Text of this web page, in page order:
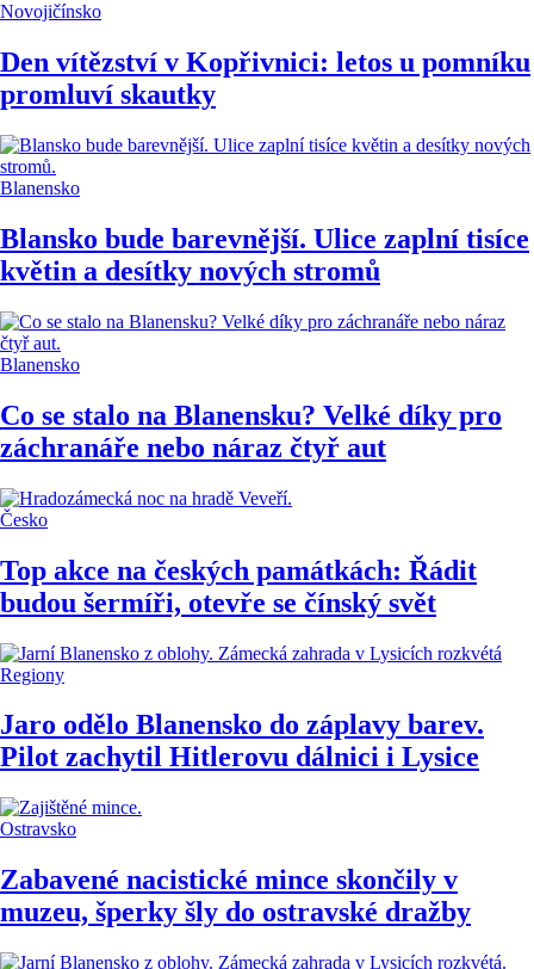
Novojičínsko
Den vítězství v Kopřivnici: letos u pomníku
promluví skautky
Blanensko
Blansko bude barevnější. Ulice zaplní tisíce
květin a desítky nových stromů
Blanensko
Co se stalo na Blanensku? Velké díky pro
záchranáře nebo náraz čtyř aut
Česko
Top akce na českých památkách: Řádit
budou šermíři, otevře se čínský svět
Regiony
Jaro odělo Blanensko do záplavy barev.
Pilot zachytil Hitlerovu dálnici i Lysice
Ostravsko
Zabavené nacistické mince skončily v
muzeu, šperky šly do ostravské dražby